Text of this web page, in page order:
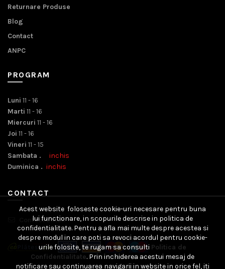
Returnare Produse
Blog
Contact
ANPC
PROGRAM
Luni 11 - 16
Marti 11 - 16
Miercuri 11 - 16
Joi 11 - 16
Vineri 11 - 15
Sambata . inchis
Duminica . inchis
CONTACT
Contact Email
Acest website foloseste cookie-uri necesare pentru buna
lui functionare, in scopurile descrise in politica de
confidentialitate. Pentru a afla mai multe despre acestea si
despre modul in care poti sa revoci acordul pentru cookie-
urile folosite, te rugam sa consulti Politica de
Confidentialitate. Prin inchiderea acestui mesaj de
notificare sau continuarea navigarii in website in orice fel, iti